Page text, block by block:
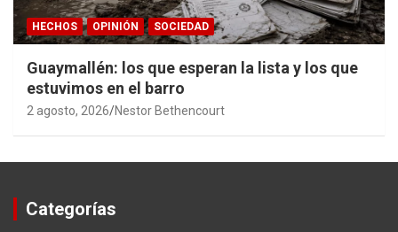
HECHOS OPINIÓN SOCIEDAD
Guaymallén: los que esperan la lista y los que
estuvimos en el barro
2 agosto, 2026 Nestor Bethencourt
Categorías